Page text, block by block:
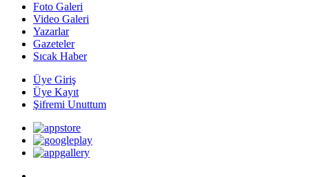
Foto Galeri
Video Galeri
Yazarlar
Gazeteler
Sıcak Haber
Üye Giriş
Üye Kayıt
Şifremi Unuttum